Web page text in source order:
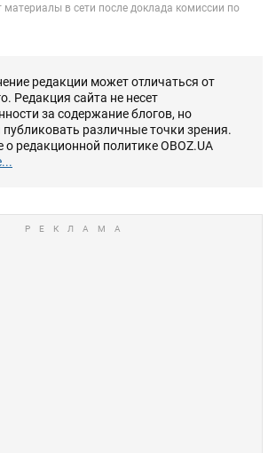
редакции может отличаться от
Редакция сайта не несет
за содержание блогов, но
публиковать различные точки зрения.
о редакционной политике OBOZ.UA